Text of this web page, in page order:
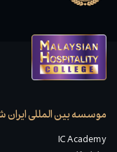
موسسه بین المللی
IC Academy